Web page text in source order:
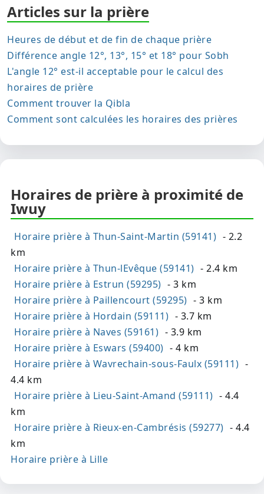
Articles sur la prière
Heures de début et de fin de chaque prière
Différence angle 12°, 13°, 15° et 18° pour Sobh
L'angle 12° est-il acceptable pour le calcul des
horaires de prière
Comment trouver la Qibla
Comment sont calculées les horaires des prières
Horaires de prière à proximité de
Iwuy
Horaire prière à Thun-Saint-Martin (59141) - 2.2
km
Horaire prière à Thun-lEvêque (59141) - 2.4 km
Horaire prière à Estrun (59295) - 3 km
Horaire prière à Paillencourt (59295) - 3 km
Horaire prière à Hordain (59111) - 3.7 km
Horaire prière à Naves (59161) - 3.9 km
Horaire prière à Eswars (59400) - 4 km
Horaire prière à Wavrechain-sous-Faulx (59111) -
4.4 km
Horaire prière à Lieu-Saint-Amand (59111) - 4.4
km
Horaire prière à Rieux-en-Cambrésis (59277) - 4.4
km
Horaire prière à Lille